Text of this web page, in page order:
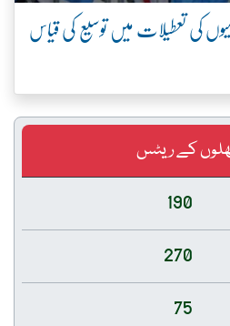
کی تعطیلات میں توسیع کی قیاس
کے ریٹس
190
270
75